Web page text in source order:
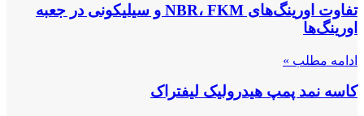
تفاوت اورینگ‌های NBR، FKM و سیلیکونی در جعبه
اورینگ‌ها
ادامه مطلب »
کاسه نمد پمپ هیدرولیک لیفتراک